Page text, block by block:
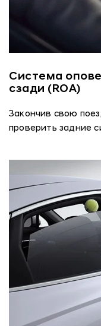
Система
сзади (ROA)
Закончив свою
проверить задние